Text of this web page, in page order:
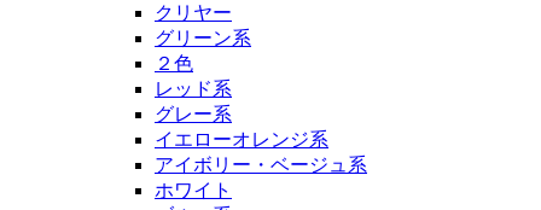
クリヤー
グリーン系
２色
レッド系
グレー系
イエローオレンジ系
アイボリー・ベージュ系
ホワイト